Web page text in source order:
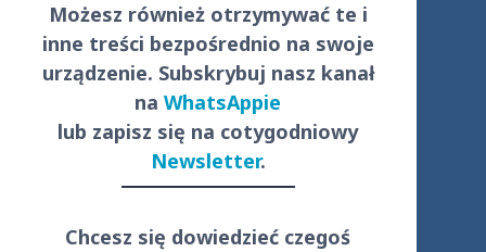
Możesz również otrzymywać te i
inne treści bezpośrednio na swoje
urządzenie. Subskrybuj nasz kanał
naWhatsAppie
lub zapisz się na cotygodniowy
Newsletter.
Chcesz się dowiedzieć czegoś